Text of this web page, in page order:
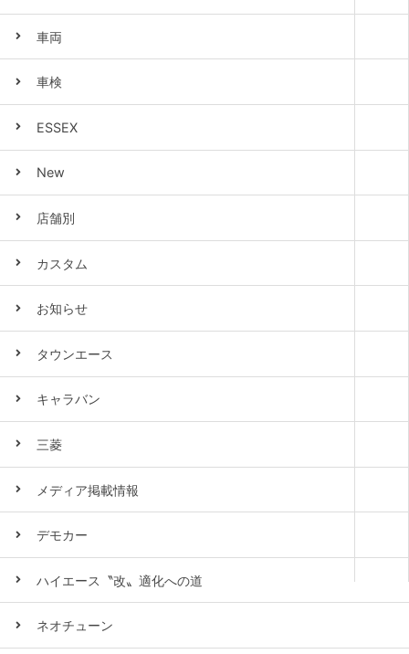
車両
車検
ESSEX
New
店舗別
カスタム
お知らせ
タウンエース
キャラバン
三菱
メディア掲載情報
デモカー
ハイエース〝改〟適化への道
ネオチューン